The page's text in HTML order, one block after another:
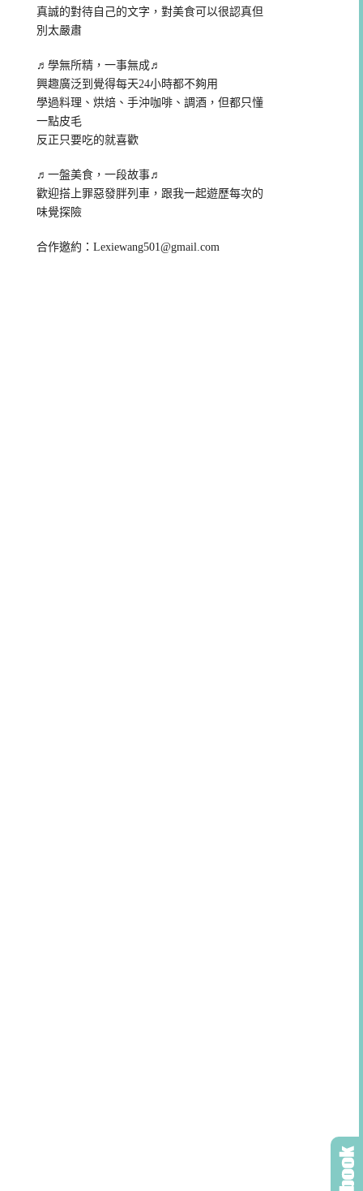
真誠的對待自己的文字，對美食可以很認真但
別太嚴肅
♬學無所精，一事無成♬
興趣廣泛到覺得每天24小時都不夠用
學過料理、烘焙、手沖咖啡、調酒，但都只懂
一點皮毛
反正只要吃的就喜歡
♬一盤美食，一段故事♬
歡迎搭上罪惡發胖列車，跟我一起遊歷每次的
味覺探險
合作邀約：Lexiewang501@gmail.com